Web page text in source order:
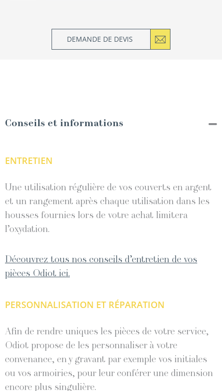
DEMANDE DE DEVIS
Conseils et informations
ENTRETIEN
Une utilisation régulière de vos couverts en argent
et un rangement après chaque utilisation dans les
housses fournies lors de votre achat limitera
l’oxydation.
Découvrez tous nos conseils d’entretien de vos
pièces Odiot ici.
PERSONNALISATION ET RÉPARATION
Afin de rendre uniques les pièces de votre service,
Odiot propose de les personnaliser à votre
convenance, en y gravant par exemple vos initiales
ou vos armoiries, pour leur conférer une dimension
encore plus singulière.